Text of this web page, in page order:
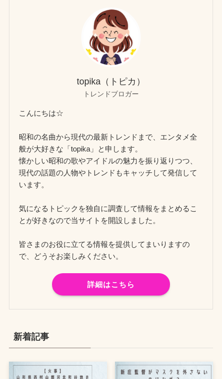
topika（トピカ）
トレンドブロガー
こんにちは☆
昭和の名曲から現代の最新トレンドまで、エンタメ全
般が大好きな「topika」と申します。
懐かしい昭和の歌やアイドルの魅力を振り返りつつ、
現代の話題の人物やトレンドもキャッチして発信して
います。
気になるトピックを独自に調査して情報をまとめるこ
とが好きなので当サイトを開設しました。
皆さまのお役に立てる情報を提供してまいりますの
で、どうそお楽しみください。
詳細はこちら
新着記事